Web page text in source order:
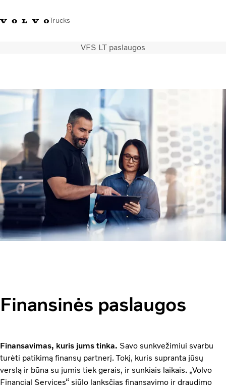
Trucks
Volvo Trucks parduotuvėPrisijungti
Sunkvežimiai
Paslaugos
Volvo Truck Builder
Kontaktai
Naujienos
Apie mus
VFS LT paslaugos
Finansinės paslaugos
Finansavimas, kuris jums tinka. Savo sunkvežimiui svarbu
turėti patikimą finansų partnerį. Tokį, kuris supranta jūsų
verslą ir būna su jumis tiek gerais, ir sunkiais laikais. „Volvo
Financial Services“ siūlo lanksčias finansavimo ir draudimo